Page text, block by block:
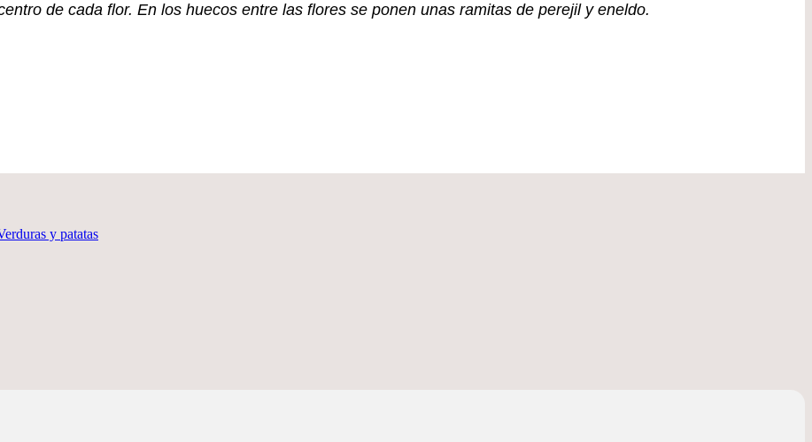
de cada flor. En los huecos entre las flores se ponen unas ramitas de perejil y eneldo.
y patatas